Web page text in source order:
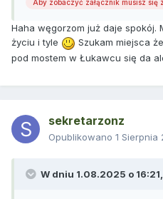
Aby zobaczyć załącznik musisz się
Haha węgorzom już daje spokój.
życiu i tyle
Szukam miejsca
pod mostem w Łukawcu się da
sekretarzonz
Opublikowano 1 Sierpnia
W dniu 1.08.2025 o 16:21,